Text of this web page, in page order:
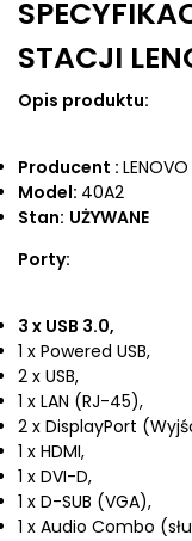
STACJI
Opis produktu:
Producent : LENOVO
Model: 40A2
Stan: UŻYWANE
Porty:
3 x USB 3.0,
1 x Powered USB,
2 x USB,
1 x LAN (RJ-45),
2 x DisplayPort
1 x HDMI,
1 x DVI-D,
1 x D-SUB (VGA),
1 x Audio Combo